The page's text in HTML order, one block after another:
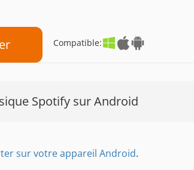
Compatible:
Spotify sur Android
sur votre appareil Android.